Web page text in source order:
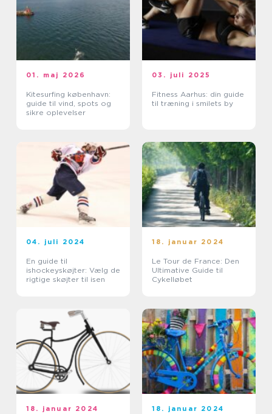
01. maj 2026
Kitesurfing københavn:
guide til vind, spots og
sikre oplevelser
03. juli 2025
Fitness Aarhus: din guide
til træning i smilets by
04. juli 2024
En guide til
ishockeyskøjter: Vælg de
rigtige skøjter til isen
18. januar 2024
Le Tour de France: Den
Ultimative Guide til
Cykelløbet
18. januar 2024 18. januar 2024